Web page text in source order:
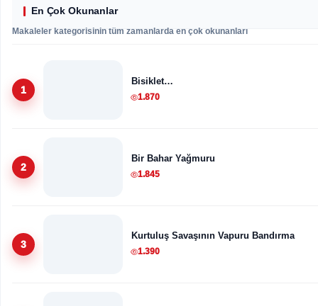
En Çok Okunanlar
Makaleler kategorisinin tüm zamanlarda en çok okunanları
1
Bisiklet…
1.870
2
Bir Bahar Yağmuru
1.845
3
Kurtuluş Savaşının Vapuru Bandırma
1.390